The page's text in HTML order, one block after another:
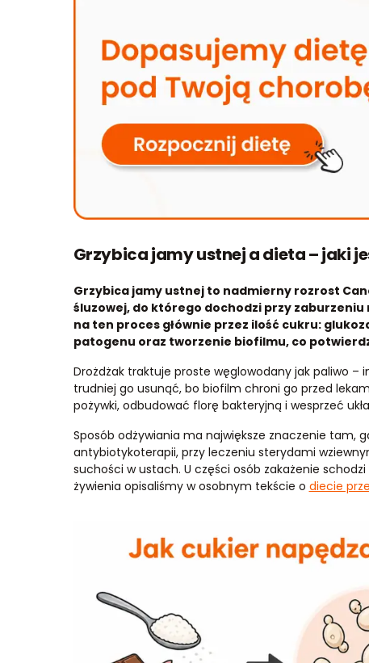
Grzybica jamy ustnej a dieta – jaki
Grzybica jamy ustnej to nadmierny rozrost
śluzowej, do którego dochodzi przy
na ten proces głównie przez ilość cukru:
patogenu oraz tworzenie biofilmu, co
Drożdżak traktuje proste węglowodany jak paliwo –
trudniej go usunąć, bo biofilm chroni go przed
pożywki, odbudować florę bakteryjną i wesprzeć
Sposób odżywiania ma największe znaczenie tam,
antybiotykoterapii, przy leczeniu sterydami
suchości w ustach. U części osób zakażenie
żywienia opisaliśmy w osobnym tekście o diecie